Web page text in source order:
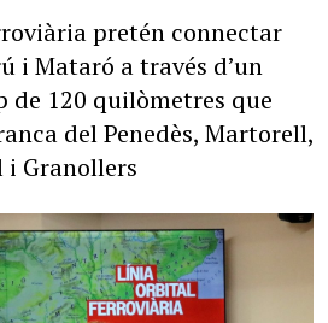
pretén connectar
i Mataró a través d’un
de 120 quilòmetres que
del Penedès, Martorell,
i Granollers